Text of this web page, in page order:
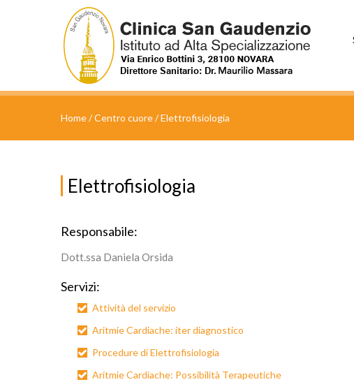
Cerca nel sito
Home/Centro cuore/Elettrofisiologia
Elettrofisiologia
Responsabile:
Dott.ssa Daniela Orsida
Servizi:
Attività del servizio
Aritmie Cardiache: iter diagnostico
Procedure di Elettrofisiologia
Aritmie Cardiache: Possibilità Terapeutiche